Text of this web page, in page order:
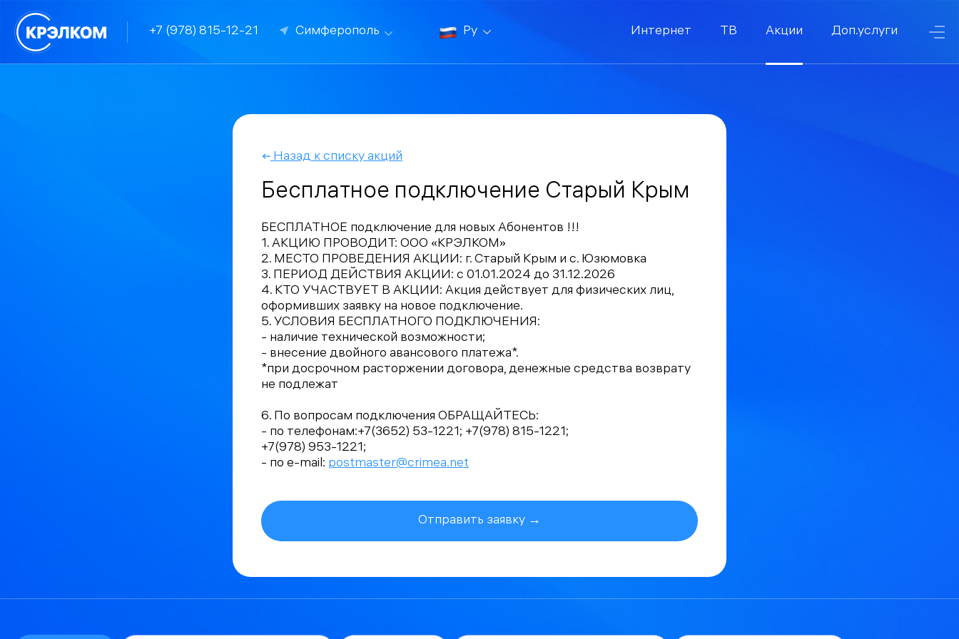
+7 (978) 815-12-21 Симферополь Ру Интернет ТВ Акции Доп.услуги
Назад к списку акций
Бесплатное подключение Старый Крым
БЕСПЛАТНОЕ подключение для новых Абонентов !!!
1. АКЦИЮ ПРОВОДИТ: ООО «КРЭЛКОМ»
2. МЕСТО ПРОВЕДЕНИЯ АКЦИИ: г. Старый Крым и с. Юзюмовка
3. ПЕРИОД ДЕЙСТВИЯ АКЦИИ: с 01.01.2024 до 31.12.2026
4. КТО УЧАСТВУЕТ В АКЦИИ: Акция действует для физических лиц,
оформивших заявку на новое подключение.
5. УСЛОВИЯ БЕСПЛАТНОГО ПОДКЛЮЧЕНИЯ:
- наличие технической возможности;
- внесение двойного авансового платежа*.
*при досрочном расторжении договора, денежные средства возврату
не подлежат
6. По вопросам подключения ОБРАЩАЙТЕСЬ:
- по телефонам:+7(3652) 53-1221; +7(978) 815-1221;
+7(978) 953-1221;
- по e-mail: postmaster@crimea.net
Отправить заявку →